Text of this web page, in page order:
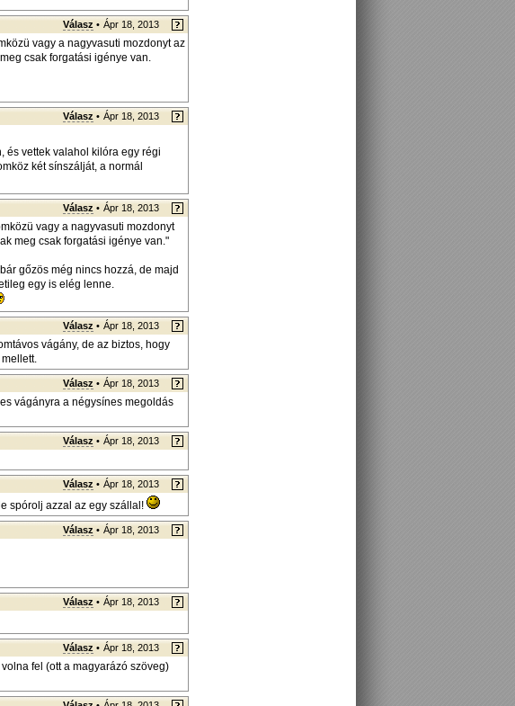
Válasz • Ápr 18, 2013
vagy a nagyvasuti mozdonyt az
csak forgatási igénye van.
Válasz • Ápr 18, 2013
és vettek valahol kilóra egy régi
két sínszálját, a normál
Válasz • Ápr 18, 2013
vagy a nagyvasuti mozdonyt
meg csak forgatási igénye van."
gőzös még nincs hozzá, de majd
egy is elég lenne.
Válasz • Ápr 18, 2013
vágány, de az biztos, hogy
Válasz • Ápr 18, 2013
vágányra a négysínes megoldás
Válasz • Ápr 18, 2013
Válasz • Ápr 18, 2013
spórolj azzal az egy szállal!
Válasz • Ápr 18, 2013
Válasz • Ápr 18, 2013
Válasz • Ápr 18, 2013
fel (ott a magyarázó szöveg)